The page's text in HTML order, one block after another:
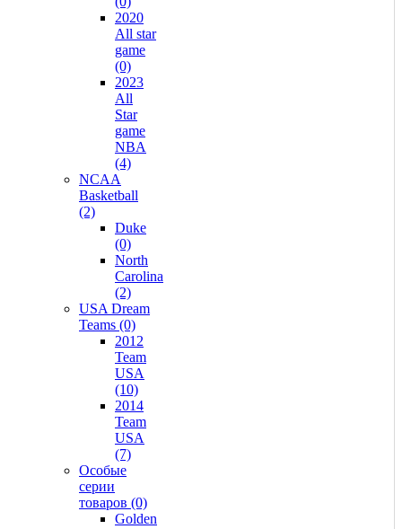
2020
All star
game
(0)
2023
All
Star
game
NBA
(4)
NCAA
Basketball
(2)
Duke
(0)
North
Carolina
(2)
USA Dream
Teams (0)
2012
Team
USA
(10)
2014
Team
USA
(7)
Особые
серии
товаров (0)
Golden